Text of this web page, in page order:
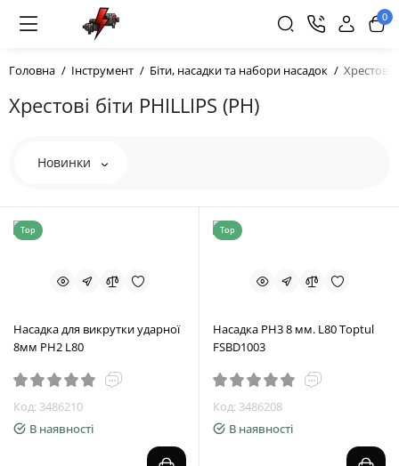
0
Головна Інструмент Біти, насадки та набори насадок Хрестові
Хрестові біти PHILLIPS (PH)
Новинки
Top
Насадка для викрутки ударної
8мм PH2 L80
Код: 3486210
В наявності
Top
Насадка PH3 8 мм. L80 Toptul
FSBD1003
Код: 3486208
В наявності